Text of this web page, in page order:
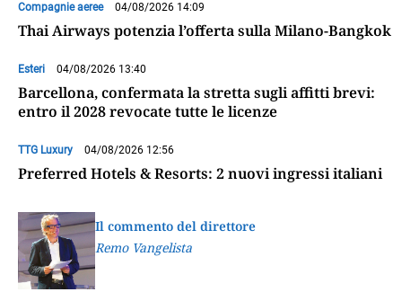
Compagnie aeree 04/08/2026 14:09
Thai Airways potenzia l’offerta sulla Milano-Bangkok
Esteri 04/08/2026 13:40
Barcellona, confermata la stretta sugli affitti brevi:
entro il 2028 revocate tutte le licenze
TTG Luxury 04/08/2026 12:56
Preferred Hotels & Resorts: 2 nuovi ingressi italiani
Il commento del direttore
Remo Vangelista